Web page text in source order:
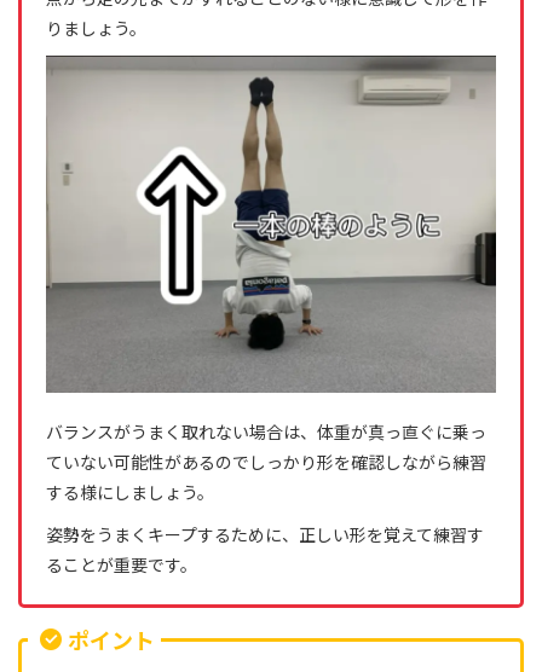
りましょう。
バランスがうまく取れない場合は、体重が真っ直ぐに乗っ
ていない可能性があるのでしっかり形を確認しながら練習
する様にしましょう。
姿勢をうまくキープするために、正しい形を覚えて練習す
ることが重要です。
ポイント